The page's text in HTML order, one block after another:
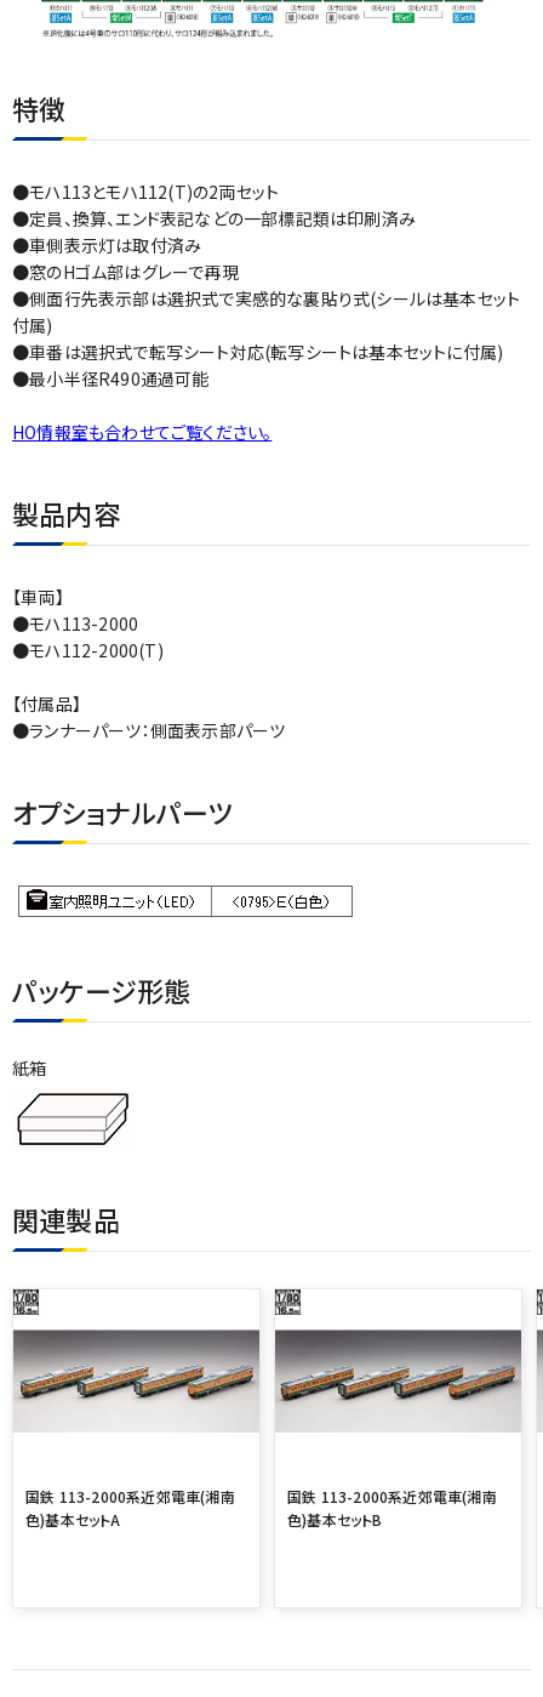
特徴
●モハ113とモハ112(T)の2両セット
●定員、換算、エンド表記などの一部標記類は印刷済み
●車側表示灯は取付済み
●窓のHゴム部はグレーで再現
●側面行先表示部は選択式で実感的な裏貼り式(シールは基本セット
付属)
●車番は選択式で転写シート対応(転写シートは基本セットに付属)
●最小半径R490通過可能
HO情報室も合わせてご覧ください。
製品内容
【車両】
●モハ113-2000
●モハ112-2000(T)
【付属品】
●ランナーパーツ：側面表示部パーツ
オプショナルパーツ
パッケージ形態
紙箱
関連製品
国鉄 113-2000系近郊電車(湘南
色)基本セットA
国鉄 113-2000系近郊電車(湘南
色)基本セットB